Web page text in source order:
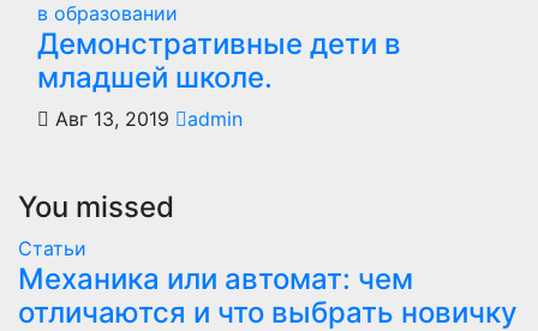
в образовании
Демонстративные дети в
младшей школе.
Авг 13, 2019 admin
You missed
Статьи
Механика или автомат: чем
отличаются и что выбрать новичку